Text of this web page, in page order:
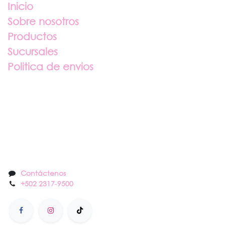
Inicio
Sobre nosotros
Productos
Sucursales
Politica de envios
Contáctenos
+502 2317-9500